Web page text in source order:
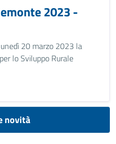
2023 -
20 marzo 2023 la
lo Sviluppo Rurale
novità